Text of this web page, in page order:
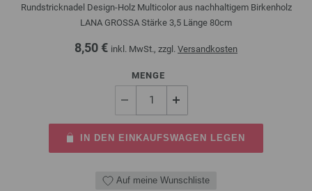
Rundstricknadel Design-Holz Multicolor aus nachhaltigem Birkenholz
LANA GROSSA Stärke 3,5 Länge 80cm
8,50 € inkl. MwSt., zzgl. Versandkosten
MENGE
IN DEN EINKAUFSWAGEN LEGEN
Auf meine Wunschliste